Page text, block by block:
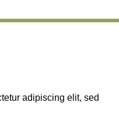
adipiscing elit, sed